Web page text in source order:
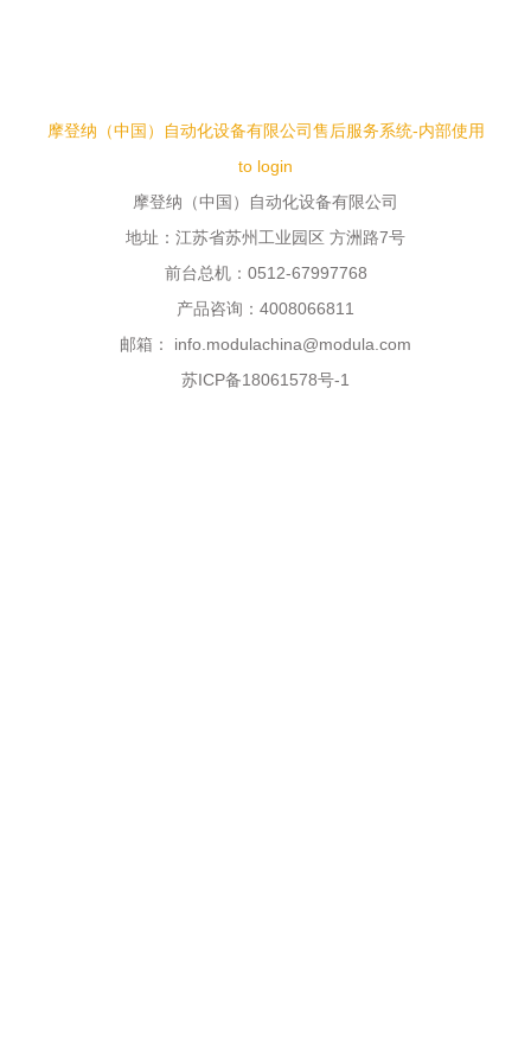
摩登纳（中国）自动化设备有限公司售后服务系统-内部使用
to login
摩登纳（中国）自动化设备有限公司
地址：江苏省苏州工业园区 方洲路7号
前台总机：0512-67997768
产品咨询：4008066811
邮箱： info.modulachina@modula.com
苏ICP备18061578号-1